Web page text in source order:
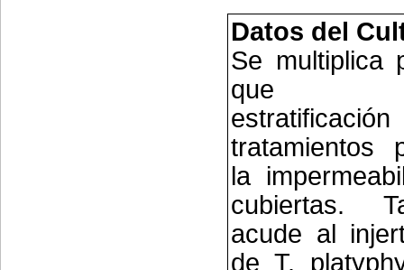
Datos del
Se multiplica
que
tratamientos
la
cubiertas.
acude al
de T.